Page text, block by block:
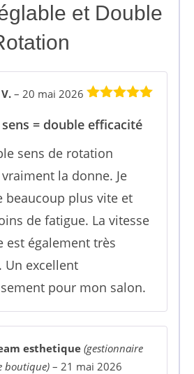
et Double
– 20 mai 2026
= double efficacité
sens de rotation
la donne. Je
beaucoup plus vite et
de fatigue. La vitesse
est également très
Un excellent
pour mon salon.
esthetique (gestionnaire
boutique)– 21 mai 2026